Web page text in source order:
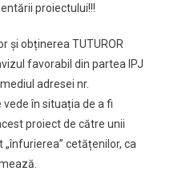
proiectului!!!
și obținerea TUTUROR
favorabil din partea IPJ
adresei nr.
în situația de a fi
proiect de către unii
cetățenilor, ca